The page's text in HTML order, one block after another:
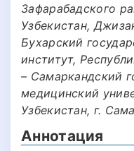
Зафарабадского
Узбекистан,
Бухарский
институт,
– Самаркандский
медицинский
Узбекистан, г.
Аннотация